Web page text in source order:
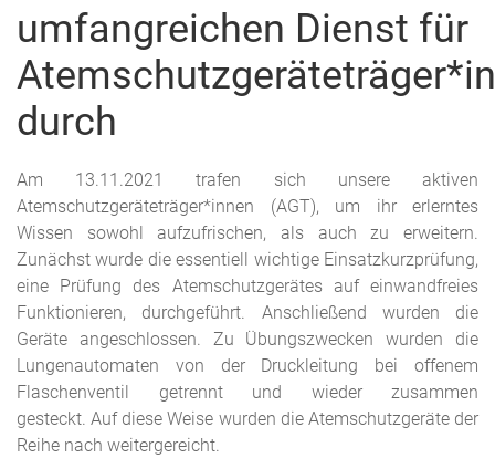
umfangreichen Dienst für
durch
Am 13.11.2021 trafen sich unsere aktiven
Atemschutzgeräteträger*innen (AGT), um ihr erlerntes
Wissen sowohl aufzufrischen, als auch zu erweitern.
Zunächst wurde die essentiell wichtige Einsatzkurzprüfung,
eine Prüfung des Atemschutzgerätes auf einwandfreies
Funktionieren, durchgeführt. Anschließend wurden die
Geräte angeschlossen. Zu Übungszwecken wurden die
Lungenautomaten von der Druckleitung bei offenem
Flaschenventil getrennt und wieder zusammen
gesteckt. Auf diese Weise wurden die Atemschutzgeräte der
Reihe nach weitergereicht.